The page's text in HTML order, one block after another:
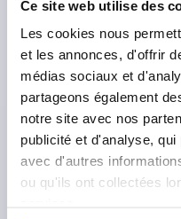
Ce site web utilise des
Les cookies nous
et les annonces, d'offrir
médias sociaux et
partageons également
notre site avec nos
publicité et d'analyse,
avec d'autres
ou qu'ils ont collectées
Référence:K0017.12080
40,62 €
hors frais d’envoi